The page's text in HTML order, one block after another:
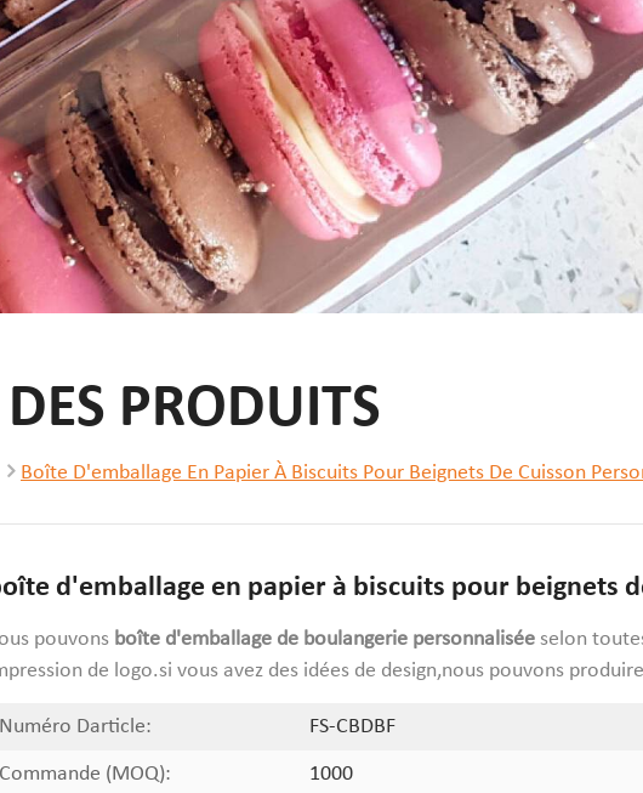
DES PRODUITS
Boîte D'emballage En Papier À Biscuits Pour Beignets De Cuisson
d'emballage en papier à biscuits pour beignets
pouvons boîte d'emballage de boulangerie personnaliséeselon
de logo.si vous avez des idées de design,nous pouvons
Numéro Darticle:
FS-CBDBF
Commande (MOQ):
1000